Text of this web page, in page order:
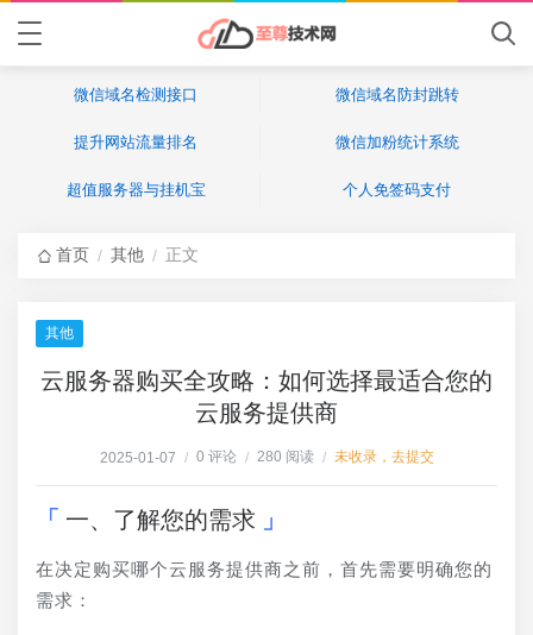
微信域名检测接口 微信域名防封跳转
提升网站流量排名 微信加粉统计系统
超值服务器与挂机宝 个人免签码支付
首页 / 其他 / 正文
其他
云服务器购买全攻略：如何选择最适合您的
云服务提供商
2025-01-07 / 0 评论 / 280 阅读 / 未收录，去提交
一、了解您的需求
在决定购买哪个云服务提供商之前，首先需要明确您的
需求：